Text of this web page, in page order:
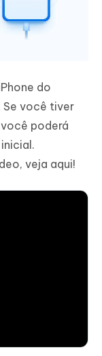
do
você tiver
poderá
veja aqui!